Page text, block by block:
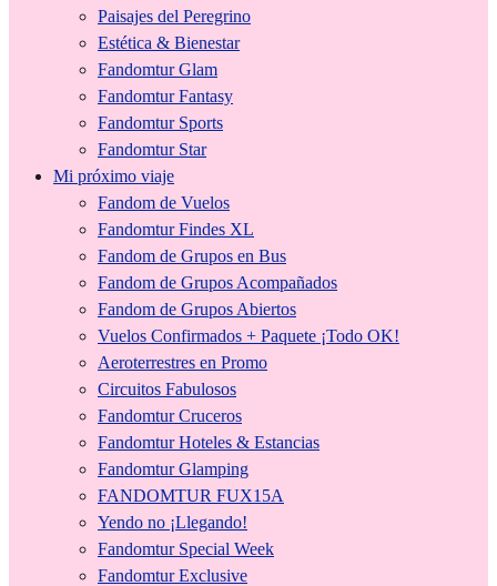
Paisajes del Peregrino
Estética & Bienestar
Fandomtur Glam
Fandomtur Fantasy
Fandomtur Sports
Fandomtur Star
Mi próximo viaje
Fandom de Vuelos
Fandomtur Findes XL
Fandom de Grupos en Bus
Fandom de Grupos Acompañados
Fandom de Grupos Abiertos
Vuelos Confirmados + Paquete ¡Todo OK!
Aeroterrestres en Promo
Circuitos Fabulosos
Fandomtur Cruceros
Fandomtur Hoteles & Estancias
Fandomtur Glamping
FANDOMTUR FUX15A
Yendo no ¡Llegando!
Fandomtur Special Week
Fandomtur Exclusive